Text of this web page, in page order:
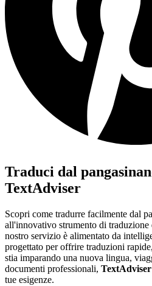
Traduci dal
TextAdviser
Scopri come tradurre facilmente dal
all'innovativo strumento di traduzione
nostro servizio è alimentato da
progettato per offrire traduzioni
stia imparando una nuova lingua,
documenti professionali, TextAdviser
tue esigenze.